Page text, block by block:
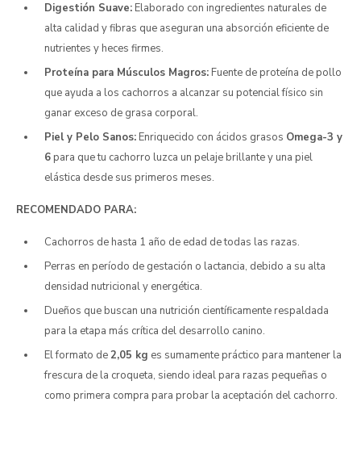
Digestión Suave: Elaborado con ingredientes naturales de
alta calidad y fibras que aseguran una absorción eficiente de
nutrientes y heces firmes.
Proteína para Músculos Magros: Fuente de proteína de pollo
que ayuda a los cachorros a alcanzar su potencial físico sin
ganar exceso de grasa corporal.
Piel y Pelo Sanos: Enriquecido con ácidos grasos Omega-3 y
6 para que tu cachorro luzca un pelaje brillante y una piel
elástica desde sus primeros meses.
RECOMENDADO PARA:
Cachorros de hasta 1 año de edad de todas las razas.
Perras en período de gestación o lactancia, debido a su alta
densidad nutricional y energética.
Dueños que buscan una nutrición científicamente respaldada
para la etapa más crítica del desarrollo canino.
El formato de2,05 kg es sumamente práctico para mantener la
frescura de la croqueta, siendo ideal para razas pequeñas o
como primera compra para probar la aceptación del cachorro.